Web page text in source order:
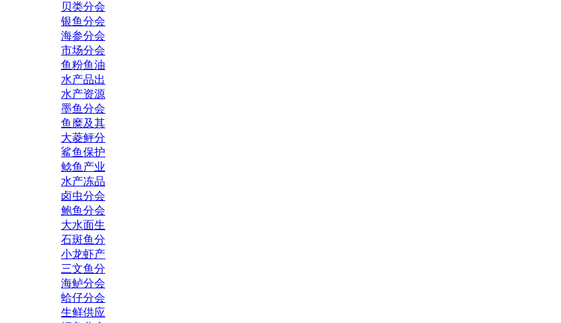
贝类分会
银鱼分会
海参分会
市场分会
鱼粉鱼油
水产品出
水产资源
墨鱼分会
鱼糜及其
大菱鲆分
鲨鱼保护
鲶鱼产业
水产冻品
卤虫分会
鲍鱼分会
大水面生
石斑鱼分
小龙虾产
三文鱼分
海鲈分会
蛤仔分会
生鲜供应